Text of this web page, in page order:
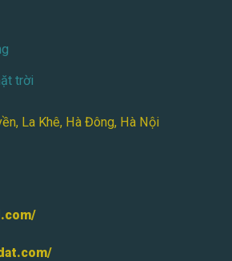
trời
La Khê, Hà Đông, Hà Nội